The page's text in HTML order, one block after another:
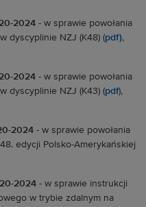
2024 - w sprawie powołania
dyscyplinie NZJ (K48) (pdf),
2024 - w sprawie powołania
dyscyplinie NZJ (K43) (pdf),
2024 - w sprawie powołania
edycji Polsko-Amerykańskiej
2024 - w sprawie instrukcji
w trybie zdalnym na